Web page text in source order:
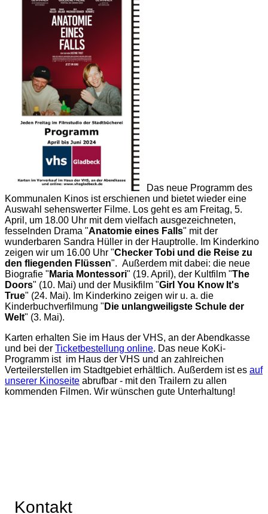
Das neue Programm des
Kommunalen Kinos ist erschienen und bietet wieder eine
Auswahl sehenswerter Filme. Los geht es am Freitag, 5.
April, um 18.00 Uhr mit dem vielfach ausgezeichneten,
fesselnden Drama "Anatomie eines Falls" mit der
wunderbaren Sandra Hüller in der Hauptrolle. Im Kinderkino
zeigen wir um 16.00 Uhr "Checker Tobi und die Reise zu
den fliegenden Flüssen". Außerdem mit dabei: die neue
Biografie " Maria Montessori" (19. April), der Kultfilm "The
Doors" (10. Mai) und der Musikfilm "Girl You Know It's
True" (24. Mai). Im Kinderkino zeigen wir u. a. die
Kinderbuchverfilmung " Die unlangweiligste Schule der
Welt" (3. Mai).
Karten erhalten Sie im Haus der VHS, an der Abendkasse
und bei der Ticketbestellung online. Das neue KoKi-
Programm ist im Haus der VHS und an zahlreichen
Verteilerstellen im Stadtgebiet erhältlich. Außerdem ist es auf
unserer Kinoseite abrufbar - mit den Trailern zu allen
kommenden Filmen. Wir wünschen gute Unterhaltung!
Kontakt